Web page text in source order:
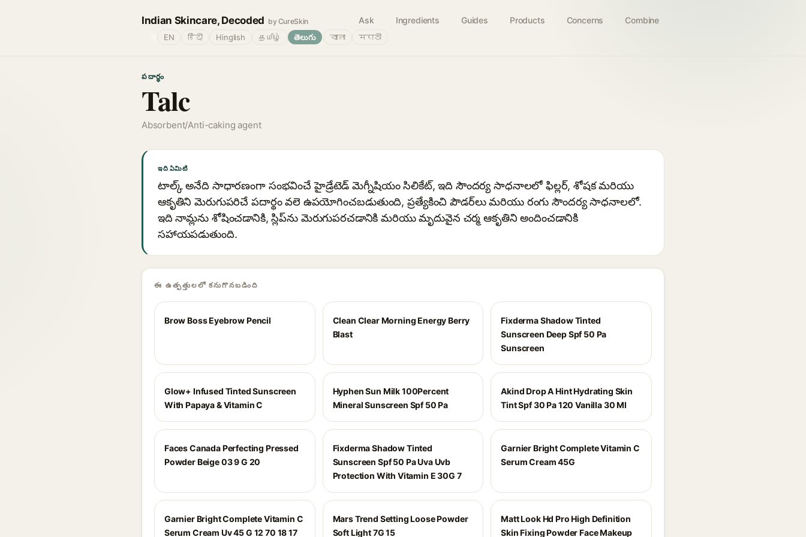
Indian Skincare, Decoded by CureSkin Ask Ingredients Guides Products Concerns Combine
EN हिंदी Hinglish தமிழ் తెలుగు বাংলা मराठी
పదార్థం
Talc
Absorbent/Anti-caking agent
ఇది ఏమిటి
టాల్క్ అనేది సాధారణంగా సంభవించే హైడ్రేటెడ్ మెగ్నీషియం సిలికేట్, ఇది సౌందర్య సాధనాలలో ఫిల్లర్, శోషక మరియు
ఆకృతిని మెరుగుపరిచే పదార్థం వలె ఉపయోగించబడుతుంది, ప్రత్యేకించి పౌడర్‌లు మరియు రంగు సౌందర్య సాధనాలలో.
ఇది నామ్లను శోషించడానికి, స్లిప్‌ను మెరుగుపరచడానికి మరియు మృదువైన చర్మ ఆకృతిని అందించడానికి
సహాయపడుతుంది.
ఈ ఉత్పత్తులలో కనుగొనబడింది
Brow Boss Eyebrow Pencil
Clean Clear Morning Energy Berry
Blast
Fixderma Shadow Tinted
Sunscreen Deep Spf 50 Pa
Sunscreen
Glow+ Infused Tinted Sunscreen
With Papaya & Vitamin C
Hyphen Sun Milk 100Percent
Mineral Sunscreen Spf 50 Pa
Akind Drop A Hint Hydrating Skin
Tint Spf 30 Pa 120 Vanilla 30 Ml
Faces Canada Perfecting Pressed
Powder Beige 03 9 G 20
Fixderma Shadow Tinted
Sunscreen Spf 50 Pa Uva Uvb
Protection With Vitamin E 30G 7
Garnier Bright Complete Vitamin C
Serum Cream 45G
Garnier Bright Complete Vitamin C
Serum Cream Uv 45 G 12 70 18 17
Mars Trend Setting Loose Powder
Soft Light 7G 15
Matt Look Hd Pro High Definition
Skin Fixing Powder Face Makeup